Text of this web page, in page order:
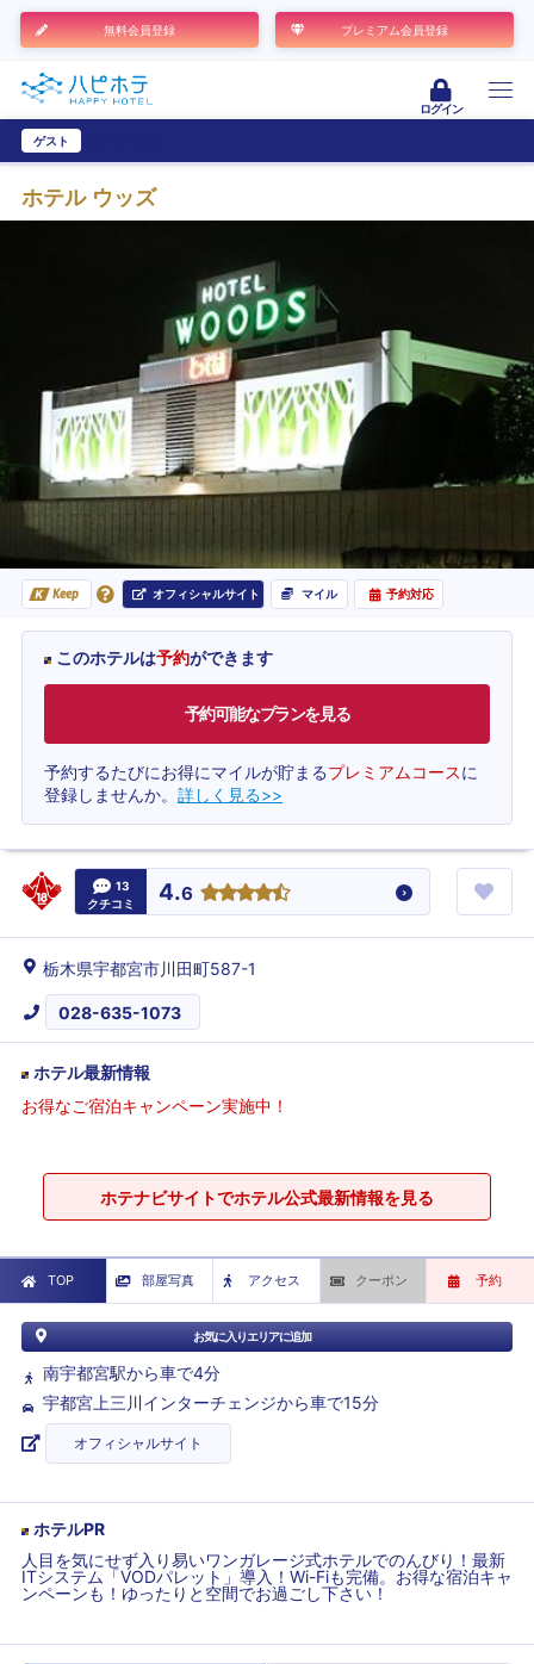
無料会員登録 プレミアム会員登録
ログイン
ゲスト
ホテル ウッズ
Keep オフィシャルサイト マイル 予約対応
このホテルは予約ができます
予約可能なプランを見る
予約するたびにお得にマイルが貯まるプレミアムコースに
登録しませんか。 詳しく見る>>
13
クチコミ
4.6
栃木県宇都宮市川田町587-1
028-635-1073
ホテル最新情報
お得なご宿泊キャンペーン実施中！
ホテナビサイトでホテル公式最新情報を見る
TOP 部屋写真 アクセス クーポン 予約
お気に入りエリアに追加
南宇都宮駅から車で4分
宇都宮上三川インターチェンジから車で15分
オフィシャルサイト
ホテルPR
人目を気にせず入り易いワンガレージ式ホテルでのんびり！最新
ITシステム「VODパレット」導入！Wi-Fiも完備。お得な宿泊キャ
ンペーンも！ゆったりと空間でお過ごし下さい！